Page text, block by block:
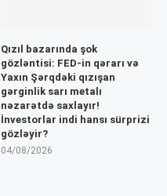
Qızıl bazarında şok
gözləntisi: FED-in qərarı və
Yaxın Şərqdəki qızışan
gərginlik sarı metalı
nəzarətdə saxlayır!
İnvestorlar indi hansı sürprizi
gözləyir?
04/08/2026